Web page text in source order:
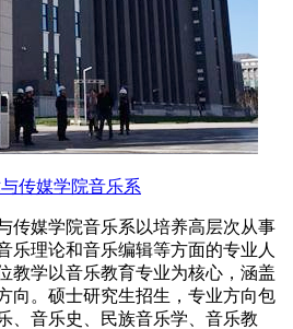
传媒学院音乐系
传媒学院音乐系以培养高层次从事
乐理论和音乐编辑等方面的专业人
教学以音乐教育专业为核心，涵盖
向。硕士研究生招生，专业方向包
、音乐史、民族音乐学、音乐教